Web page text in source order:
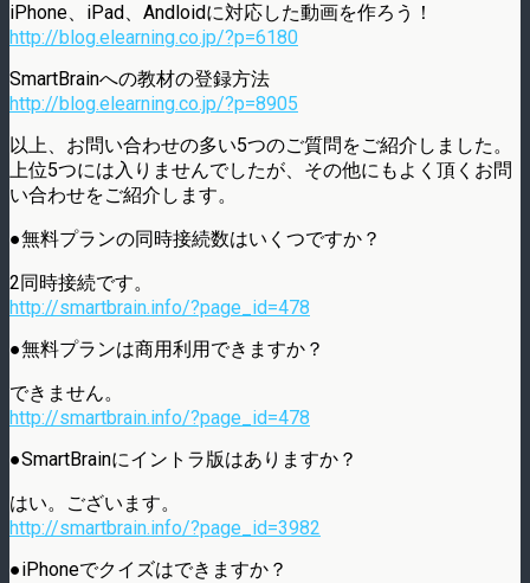
iPhone、iPad、Andloidに対応した動画を作ろう！
http://blog.elearning.co.jp/?p=6180
SmartBrainへの教材の登録方法
http://blog.elearning.co.jp/?p=8905
以上、お問い合わせの多い5つのご質問をご紹介しました。
上位5つには入りませんでしたが、その他にもよく頂くお問
い合わせをご紹介します。
●無料プランの同時接続数はいくつですか？
2同時接続です。
http://smartbrain.info/?page_id=478
●無料プランは商用利用できますか？
できません。
http://smartbrain.info/?page_id=478
●SmartBrainにイントラ版はありますか？
はい。ございます。
http://smartbrain.info/?page_id=3982
●iPhoneでクイズはできますか？